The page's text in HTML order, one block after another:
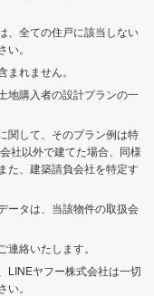
、全ての住戸に該当しない
。
れません。
地購入者の設計プランの一
関して、そのプラン例は特
社以外で建てた場合、同様
た、建築請負会社を特定す
ータは、当該物件の取扱会
絡いたします。
LINEヤフー株式会社は一切
。